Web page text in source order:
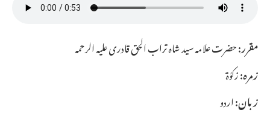
مقرر:حضرت علامہ سید شاہ تراب الحق قادری علیہ الرحمہ
زمرہ:زکوٰۃ
زبان:اردو